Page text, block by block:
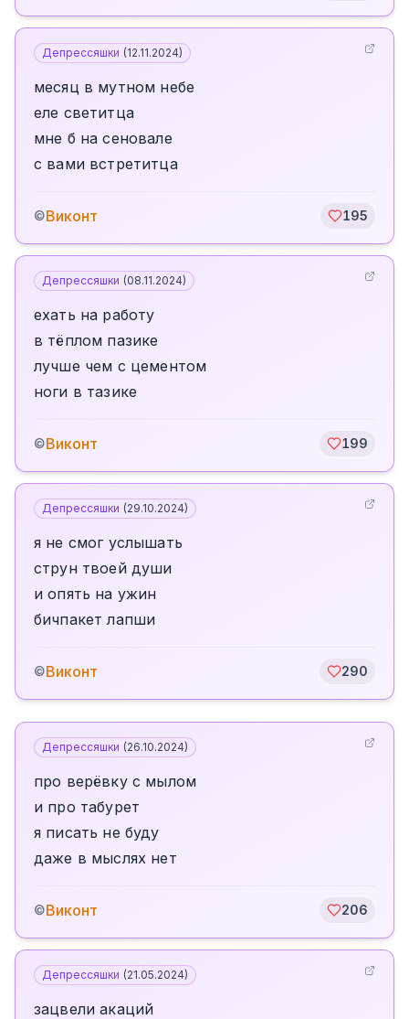
Депрессяшки (12.11.2024)
месяц в мутном небе
еле светитца
мне б на сеновале
с вами встретитца
©Виконт 195
Депрессяшки (08.11.2024)
ехать на работу
в тёплом пазике
лучше чем с цементом
ноги в тазике
©Виконт 199
Депрессяшки (29.10.2024)
я не смог услышать
струн твоей души
и опять на ужин
бичпакет лапши
©Виконт 290
Депрессяшки (26.10.2024)
про верёвку с мылом
и про табурет
я писать не буду
даже в мыслях нет
©Виконт 206
Депрессяшки (21.05.2024)
зацвели акаций